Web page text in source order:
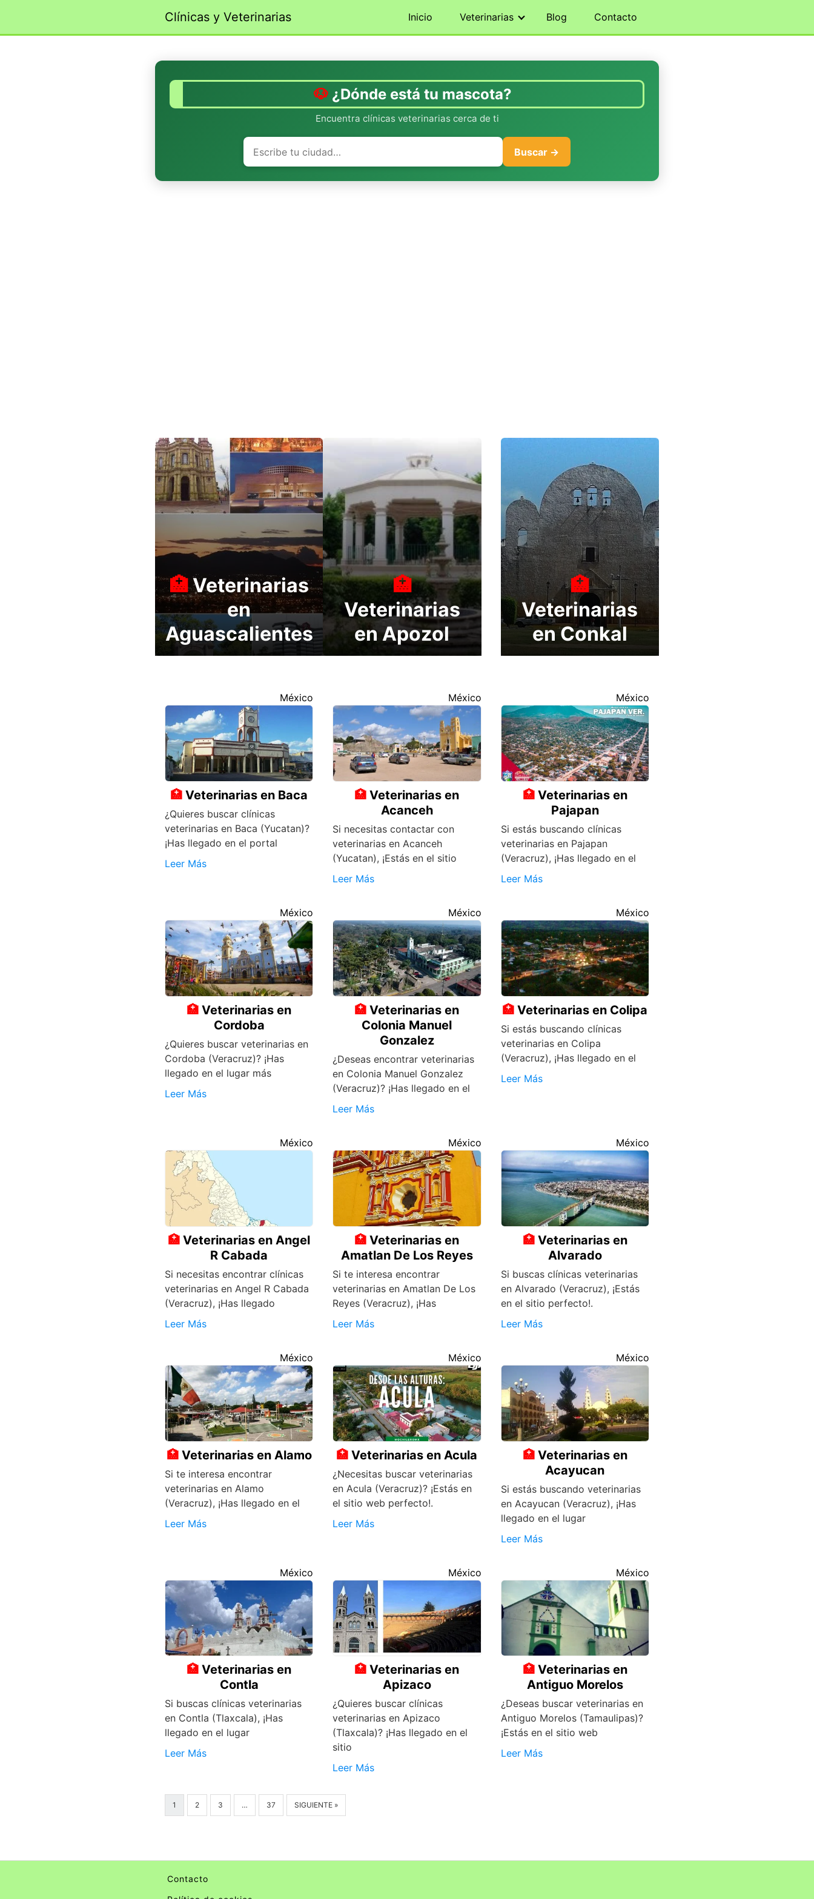
contenido
Clínicas y Veterinarias Inicio Veterinarias Blog Contacto
¿Dónde está tu mascota?
Encuentra clínicas veterinarias cerca de ti
Buscar →
Veterinarias
en
Aguascalientes
Veterinarias
en Apozol
Veterinarias
en Conkal
México
Veterinarias en Baca
¿Quieres buscar clínicas
veterinarias en Baca (Yucatan)?
¡Has llegado en el portal
Leer Más
México
Veterinarias en
Acanceh
Si necesitas contactar con
veterinarias en Acanceh
(Yucatan), ¡Estás en el sitio
Leer Más
México
Veterinarias en
Pajapan
Si estás buscando clínicas
veterinarias en Pajapan
(Veracruz), ¡Has llegado en el
Leer Más
México
Veterinarias en
Cordoba
¿Quieres buscar veterinarias en
Cordoba (Veracruz)? ¡Has
llegado en el lugar más
Leer Más
México
Veterinarias en
Colonia Manuel
Gonzalez
¿Deseas encontrar veterinarias
en Colonia Manuel Gonzalez
(Veracruz)? ¡Has llegado en el
Leer Más
México
Veterinarias en Colipa
Si estás buscando clínicas
veterinarias en Colipa
(Veracruz), ¡Has llegado en el
Leer Más
México
Veterinarias en Angel
R Cabada
Si necesitas encontrar clínicas
veterinarias en Angel R Cabada
(Veracruz), ¡Has llegado
Leer Más
México
Veterinarias en
Amatlan De Los Reyes
Si te interesa encontrar
veterinarias en Amatlan De Los
Reyes (Veracruz), ¡Has
Leer Más
México
Veterinarias en
Alvarado
Si buscas clínicas veterinarias
en Alvarado (Veracruz), ¡Estás
en el sitio perfecto!.
Leer Más
México
Veterinarias en Alamo
Si te interesa encontrar
veterinarias en Alamo
(Veracruz), ¡Has llegado en el
Leer Más
México
Veterinarias en Acula
¿Necesitas buscar veterinarias
en Acula (Veracruz)? ¡Estás en
el sitio web perfecto!.
Leer Más
México
Veterinarias en
Acayucan
Si estás buscando veterinarias
en Acayucan (Veracruz), ¡Has
llegado en el lugar
Leer Más
México
Veterinarias en
Contla
Si buscas clínicas veterinarias
en Contla (Tlaxcala), ¡Has
llegado en el lugar
Leer Más
México
Veterinarias en
Apizaco
¿Quieres buscar clínicas
veterinarias en Apizaco
(Tlaxcala)? ¡Has llegado en el
sitio
Leer Más
México
Veterinarias en
Antiguo Morelos
¿Deseas buscar veterinarias en
Antiguo Morelos (Tamaulipas)?
¡Estás en el sitio web
Leer Más
1 2 3 … 37 SIGUIENTE »
Contacto